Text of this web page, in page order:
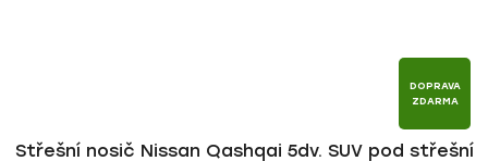
DOPRAVA
ZDARMA
Střešní nosič Nissan Qashqai 5dv. SUV pod střešní